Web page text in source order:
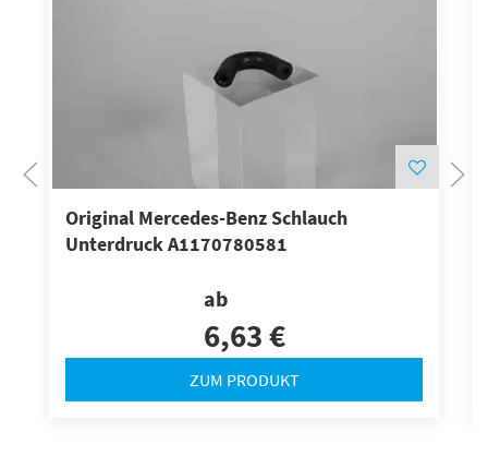
Original Mercedes-Benz Schlauch
Unterdruck A1170780581
ab
6,63 €
ZUM PRODUKT